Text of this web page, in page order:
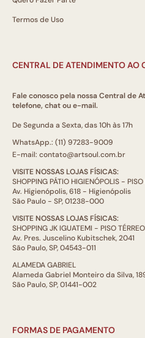
Termos de Uso
CENTRAL DE ATENDIMENTO AO
Fale conosco pela nossa Central de
telefone, chat ou e-mail.
De Segunda a Sexta, das 10h às 17h
WhatsApp.: (11) 97283-9009
E-mail: contato@artsoul.com.br
VISITE NOSSAS LOJAS FÍSICAS:
SHOPPING PÁTIO HIGIENÓPOLIS -
Av. Higienópolis, 618 - Higienópolis
São Paulo - SP, 01238-000
VISITE NOSSAS LOJAS FÍSICAS:
SHOPPING JK IGUATEMI - PISO TÉRREO
Av. Pres. Juscelino Kubitschek, 2041
São Paulo, SP, 04543-011
ALAMEDA GABRIEL
Alameda Gabriel Monteiro da Silva,
São Paulo, SP, 01441-002
FORMAS DE PAGAMENTO